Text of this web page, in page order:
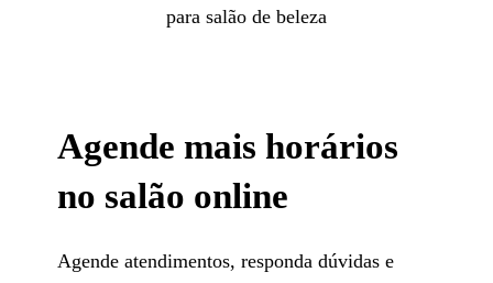
para salão de beleza
Agende mais horários
no salão online
Agende atendimentos, responda dúvidas e